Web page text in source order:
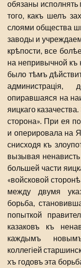
обязаны
того, какъ шелъ
слоями общества
заводы и
крѣпости, все
на непривычной къ
было тѣмъ
администрація,
опиравшаяся на
яицкаго
сторона». При ея
и оперировала на
снисходя къ
вызывая
большей части
«войсковой
между двумя
борьба,
попыткой
казаковъ къ
каждымъ
коллегіей
хъ годовъ эта